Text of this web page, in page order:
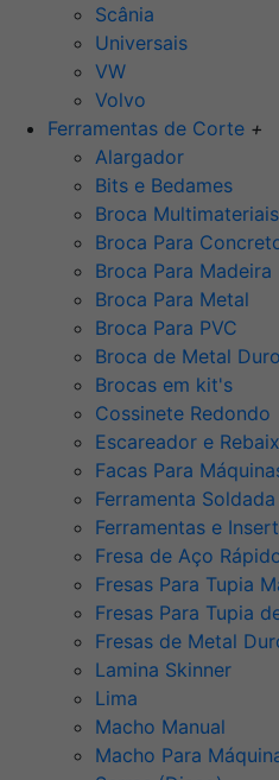
Scânia
Universais
VW
Volvo
Ferramentas de Corte +
Alargador
Bits e Bedames
Broca Multimateriais
Broca Para
Broca Para Madeira
Broca Para Metal
Broca Para PVC
Broca de Metal Duro
Brocas em kit's
Cossinete Redondo
Escareador e
Facas Para
Ferramenta
Ferramentas e
Fresa de Aço
Fresas Para Tupia
Fresas Para Tupia
Fresas de Metal
Lamina Skinner
Lima
Macho Manual
Macho Para